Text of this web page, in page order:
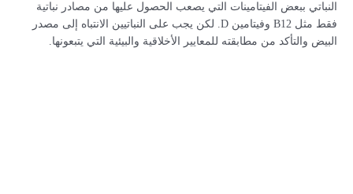
النباتي ببعض الفيتامينات التي يصعب الحصول عليها من مصادر نباتية
فقط مثل B12 وفيتامين D. لكن يجب على النباتيين الانتباه إلى مصدر
البيض والتأكد من مطابقته للمعايير الأخلاقية والبيئية التي يتبعونها.